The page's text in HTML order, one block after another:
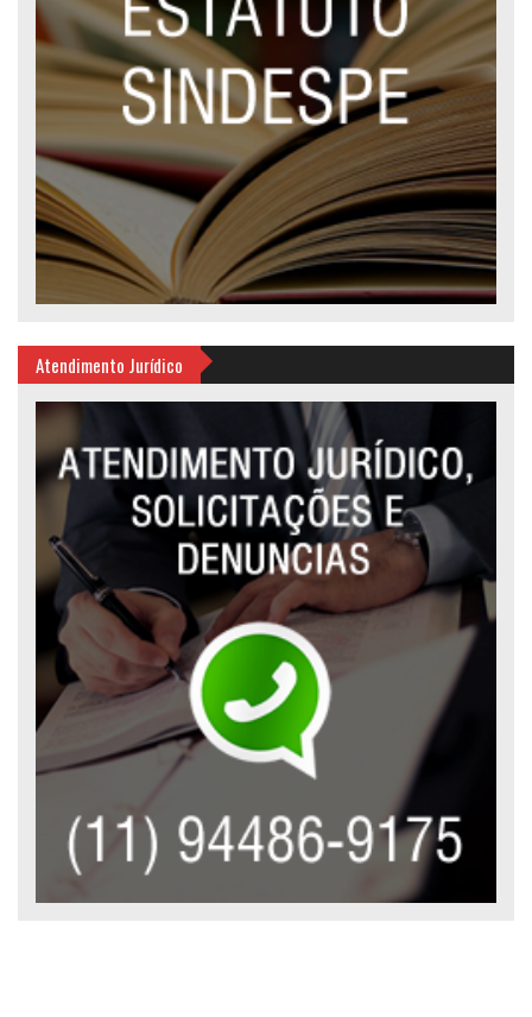
Atendimento Jurídico